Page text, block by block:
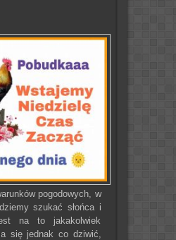
pogodowych, w
szukać słońca i
na to jakakolwiek
się jednak co dziwić,